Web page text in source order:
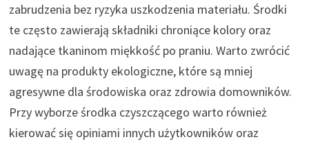
zabrudzenia bez ryzyka uszkodzenia materiału. Środki
te często zawierają składniki chroniące kolory oraz
nadające tkaninom miękkość po praniu. Warto zwrócić
uwagę na produkty ekologiczne, które są mniej
agresywne dla środowiska oraz zdrowia domowników.
Przy wyborze środka czyszczącego warto również
kierować się opiniami innych użytkowników oraz